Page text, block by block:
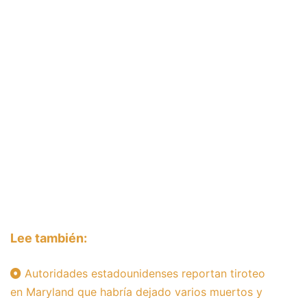
Lee también:
Autoridades estadounidenses reportan tiroteo
en Maryland que habría dejado varios muertos y